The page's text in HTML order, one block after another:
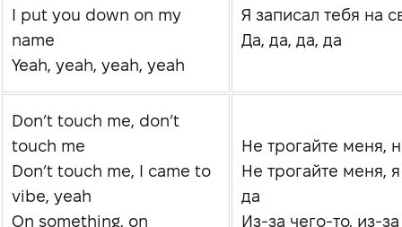
I put you down on my
name
Yeah, yeah, yeah, yeah
Я записал тебя на
Да, да, да, да
Don’t touch me, don’t
touch me
Don’t touch me, I came to
vibe, yeah
On something, on
Не трогайте меня,
Не трогайте меня,
да
Из-за чего-то, из-